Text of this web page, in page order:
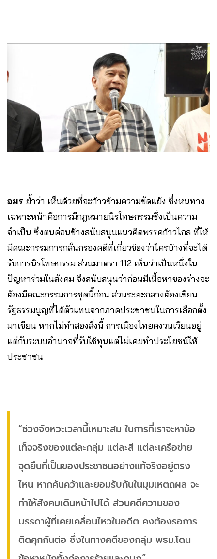
อมร ย้ำว่า เห็นด้วยที่จะก้าวข้ามความขัดแย้ง ซึ่งหนทาง
เฉพาะหน้าคือการมีกฎหมายนิรโทษกรรมซึ่งเป็นความ
จำเป็น ซึ่งตนค่อนข้างสนับสนุนแนวคิดพรรคก้าวไกล ที่ให้
มีคณะกรรมการกลั่นกรองคดีที่เกี่ยวข้องว่าใครบ้างที่จะได้
รับการนิรโทษกรรม ส่วนมาตรา 112 เห็นว่าเป็นหนึ่งใน
ปัญหาร่วมในสังคม จึงสนับสนุนว่าก่อนมีเนื้อหาของร่างจะ
ต้องมีคณะกรรมการชุดนี้ก่อน ส่วนระยะกลางต้องเขียน
รัฐธรรมนูญที่ได้ตัวแทนจากภาคประชาชนในการเลือกตั้ง
มาเขียน หากไม่ทำสองสิ่งนี้ การเมืองไทยคงวนเวียนอยู่
แต่กับระบบอำนาจที่รับใช้ทุนแต่ไม่เคยทำประโยชน์ให้
ประชาชน
“ช่วงจังหวะเวลานี้เหมาะสม ในการที่เราจะหาข้อ
เท็จจริงของแต่ละกลุ่ม แต่ละสี แต่ละเครือข่าย
จุดยืนที่เป็นของประชาชนอย่างแท้จริงอยู่ตรง
ไหน หากค้นคว้าและยอมรับกันในมุมเหตถผล จะ
ทำให้สังคมเดินหน้าไปได้ ส่วนคดีความของ
บรรดาผู้ที่เคยเคลื่อนไหวในอดีต คงต้องรอการ
ติดคุกกันต่อ ซึ่งในทางคดีของกลุ่ม พธม.โดน